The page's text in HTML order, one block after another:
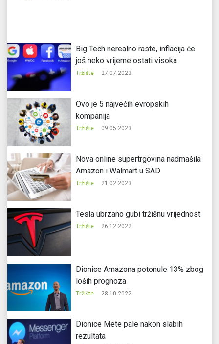
Big Tech nerealno raste, inflacija će
još neko vrijeme ostati visoka
Tržište 27.07.2023.
Ovo je 5 najvećih evropskih
kompanija
Tržište 09.05.2023.
Nova online supertrgovina nadmašila
Amazon i Walmart u SAD
Tržište 21.02.2023.
Tesla ubrzano gubi tržišnu vrijednost
Tržište 26.12.2022.
Dionice Amazona potonule 13% zbog
loših prognoza
Tržište 28.10.2022.
Dionice Mete pale nakon slabih
rezultata